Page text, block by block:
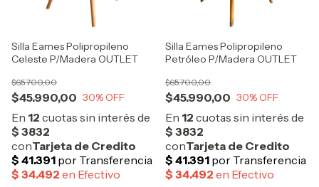
Silla Eames Polipropileno
Celeste P/Madera OUTLET
$45.990,00
$65.700,00
30% OFF
Silla Eames Polipropileno
Petróleo P/Madera OUTLET
$45.990,00
$65.700,00
30% OFF